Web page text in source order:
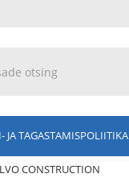
JA TAGASTAMISPOLIITIKA
CONSTRUCTION